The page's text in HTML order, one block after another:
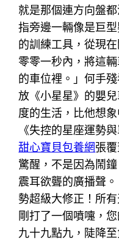
就是那個連方向盤
指旁邊一輛像是巨
的訓練工具，從現
零零一秒內，將這
的車位裡。」何手
放《小星星》的嬰
度的生活，比他想
《失控的星座運勢
甜心寶貝包養網張
驚醒，不是因為鬧
震耳欲聾的廣播聲
勢超級大修正！所
剛打了一個噴嚏，
九十九點九，陡降